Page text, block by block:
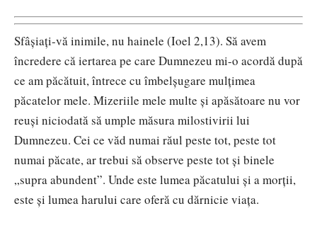
Sfâșiați-vă inimile, nu hainele (Ioel 2,13). Să avem
încredere că iertarea pe care Dumnezeu mi-o acordă după
ce am păcătuit, întrece cu îmbelşugare mulțimea
păcatelor mele. Mizeriile mele multe şi apăsătoare nu vor
reuşi niciodată să umple măsura milostivirii lui
Dumnezeu. Cei ce văd numai răul peste tot, peste tot
numai păcate, ar trebui să observe peste tot şi binele
„supra abundent”. Unde este lumea păcatului şi a morţii,
este şi lumea harului care oferă cu dărnicie viaţa.